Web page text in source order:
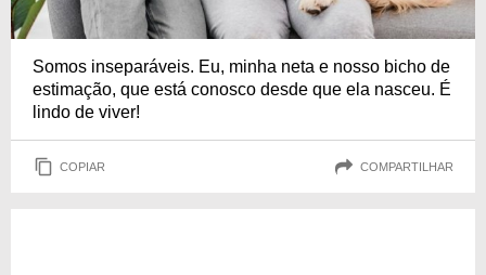
Somos inseparáveis. Eu, minha neta e nosso bicho de
estimação, que está conosco desde que ela nasceu. É
lindo de viver!
COPIAR COMPARTILHAR